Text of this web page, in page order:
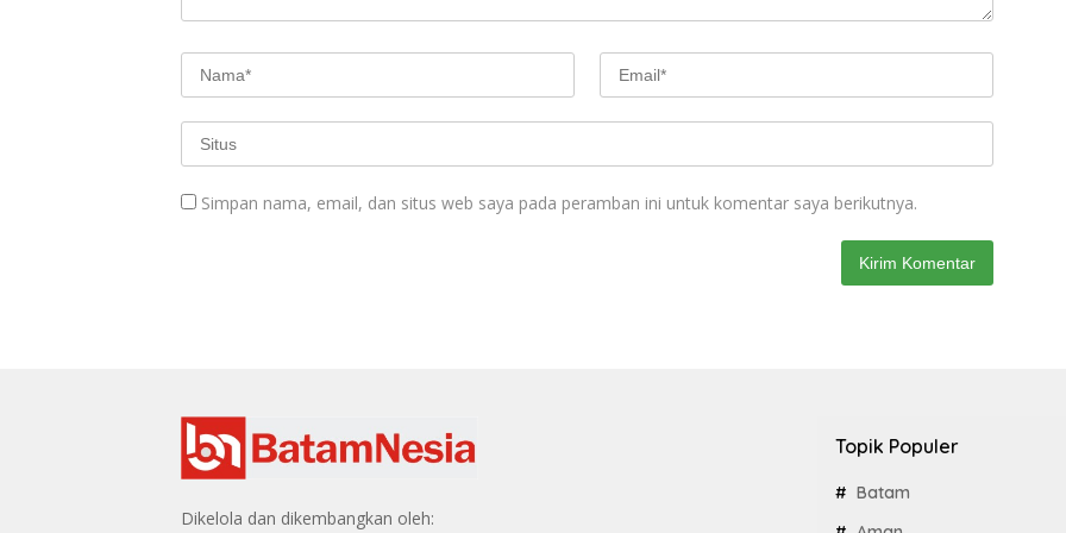
Simpan nama, email, dan situs web saya pada peramban ini untuk komentar saya berikutnya.
Dikelola dan dikembangkan oleh:
Topik Populer
Batam